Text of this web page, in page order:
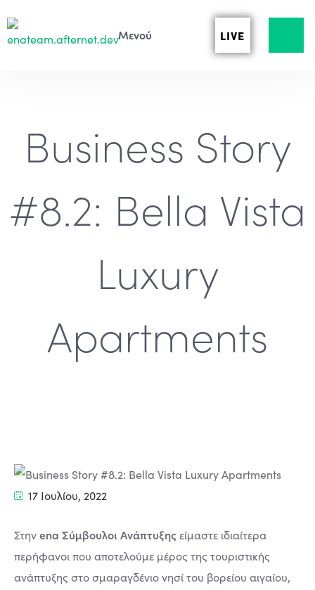
LIVE
Business Story
#8.2: Bella Vista
Luxury
Apartments
17 Ιουλίου, 2022
Στηνena Σύμβουλοι Ανάπτυξηςείμαστε ιδιαίτερα
περήφανοι που αποτελούμε μέρος της τουριστικής
ανάπτυξης στο σμαραγδένιο νησί του βορείου αιγαίου,